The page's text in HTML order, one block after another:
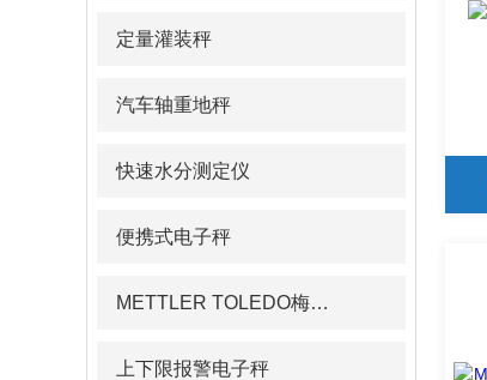
定量灌装秤
汽车轴重地秤
快速水分测定仪
便携式电子秤
METTLER TOLEDO梅特勒pH计/电导率仪
上下限报警电子秤